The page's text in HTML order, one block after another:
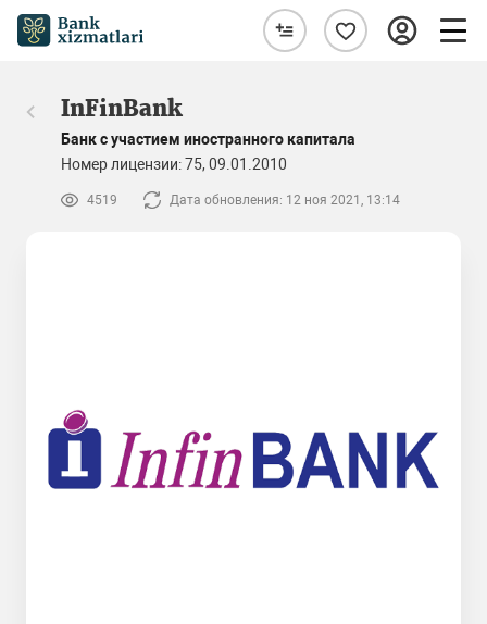
InFinBank
Банк с участием иностранного капитала
Номер лицензии: 75, 09.01.2010
4519 Дата обновления: 12 ноя 2021, 13:14